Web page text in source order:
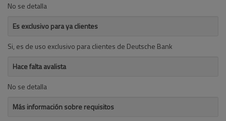
No se detalla
Es exclusivo para ya clientes
Si, es de uso exclusivo para clientes de Deutsche Bank
Hace falta avalista
No se detalla
Más información sobre requisitos